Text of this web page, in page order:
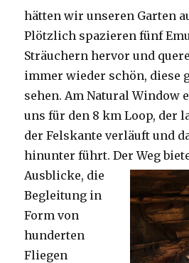
hätten wir unseren Garten
Plötzlich spazieren fünf
Sträuchern hervor und
immer wieder schön, diese
sehen. Am Natural Window
uns für den 8 km Loop, der
der Felskante verläuft und
hinunter führt. Der Weg
Ausblicke, die
Begleitung in
Form von
hunderten
Fliegen